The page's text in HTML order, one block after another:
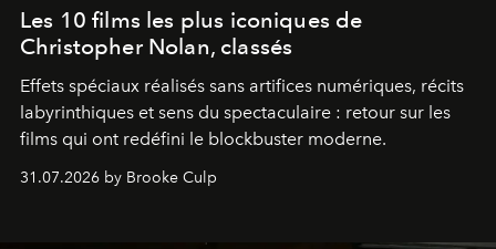
Les 10 films les plus iconiques de
Christopher Nolan, classés
Effets spéciaux réalisés sans artifices numériques, récits
labyrinthiques et sens du spectaculaire : retour sur les
films qui ont redéfini le blockbuster moderne.
31.07.2026 by Brooke Culp